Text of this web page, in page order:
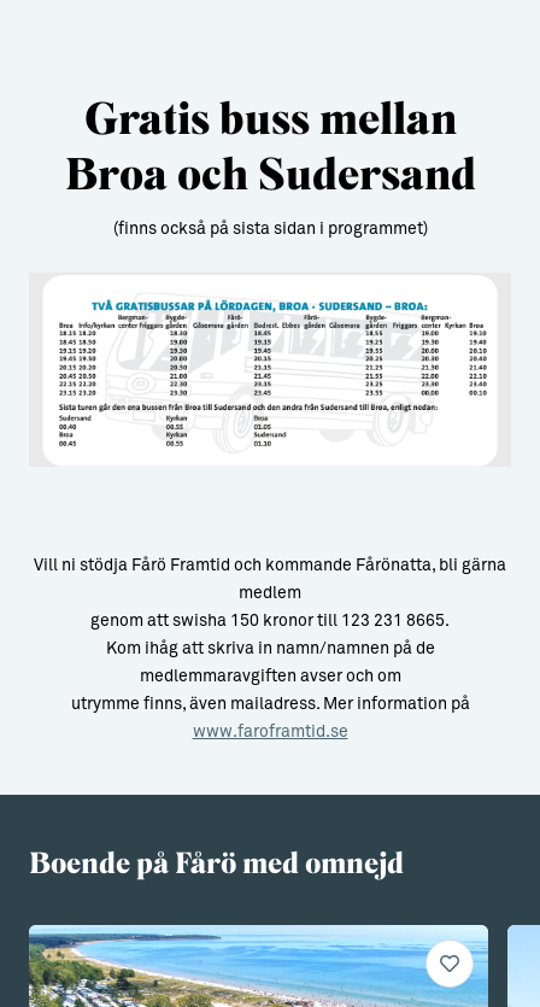
Gratis buss mellan
Broa och Sudersand
(finns också på sista sidan i programmet)
Vill ni stödja Fårö Framtid och kommande Fårönatta, bli gärna
medlem
genom att swisha 150 kronor till 123 231 8665.
Kom ihåg att skriva in namn/namnen på de
medlemmaravgiften avser och om
utrymme finns, även mailadress. Mer information på
www.faroframtid.se
Boende på Fårö med omnejd